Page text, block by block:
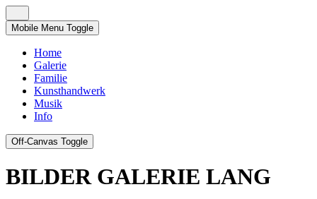
Mobile Menu Toggle
Home
Galerie
Familie
Kunsthandwerk
Musik
Info
Off-Canvas Toggle
BILDER GALERIE LANG